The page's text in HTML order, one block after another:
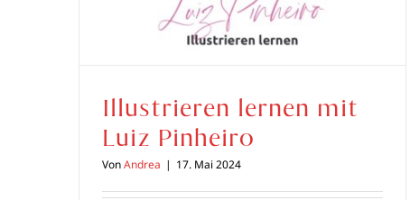
Illustrieren lernen mit
Luiz Pinheiro
VonAndrea | 17. Mai 2024